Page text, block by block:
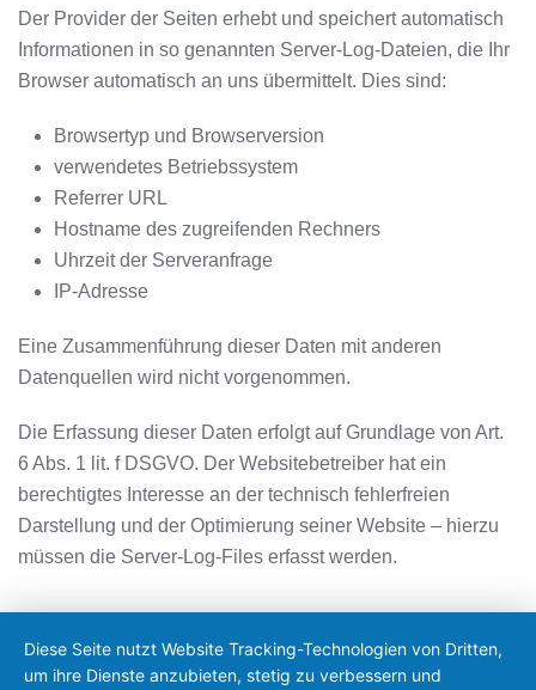
Der Provider der Seiten erhebt und speichert automatisch
Informationen in so genannten Server-Log-Dateien, die Ihr
Browser automatisch an uns übermittelt. Dies sind:
Browsertyp und Browserversion
verwendetes Betriebssystem
Referrer URL
Hostname des zugreifenden Rechners
Uhrzeit der Serveranfrage
IP-Adresse
Eine Zusammenführung dieser Daten mit anderen
Datenquellen wird nicht vorgenommen.
Die Erfassung dieser Daten erfolgt auf Grundlage von Art.
6 Abs. 1 lit. f DSGVO. Der Websitebetreiber hat ein
berechtigtes Interesse an der technisch fehlerfreien
Darstellung und der Optimierung seiner Website – hierzu
müssen die Server-Log-Files erfasst werden.
Kontaktformular
Diese Seite nutzt Website Tracking-Technologien von Dritten,
um ihre Dienste anzubieten, stetig zu verbessern und